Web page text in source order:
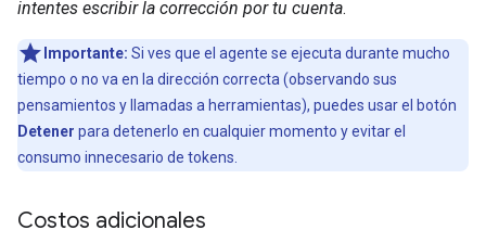
intentes escribir la corrección por tu cuenta.
Importante: Si ves que el agente se ejecuta durante mucho
tiempo o no va en la dirección correcta (observando sus
pensamientos y llamadas a herramientas), puedes usar el botón
Detener para detenerlo en cualquier momento y evitar el
consumo innecesario de tokens.
Costos adicionales